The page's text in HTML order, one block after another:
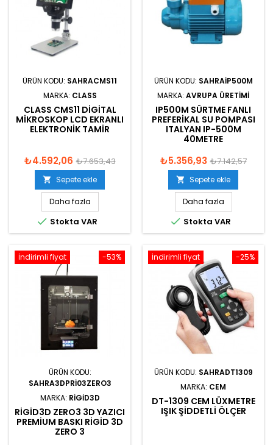
ÜRÜN KODU: SAHRACMS11
MARKA: CLASS
CLASS CMS11 DIGITAL
MIKROSKOP LCD EKRANLI
ELEKTRONIK TAMIR
₺4.592,06 ₺7.653,43
 Sepete ekle
Daha fazla
 Stokta VAR
ÜRÜN KODU: SAHRAIP500M
MARKA: AVRUPA ÜRETIMI
IP500M SÜRTME FANLI
PREFERIKAL SU POMPASI
ITALYAN IP-500M
40METRE
₺5.356,93 ₺7.142,57
 Sepete ekle
Daha fazla
 Stokta VAR
-53%
İndirimli fiyat
ÜRÜN KODU:
SAHRA3DPRI03ZERO3
MARKA: RIGID3D
RIGID3D ZERO3 3D YAZICI
PREMIUM BASKI RIGID 3D
ZERO 3
-25%
İndirimli fiyat
ÜRÜN KODU: SAHRADT1309
MARKA: CEM
DT-1309 CEM LÜXMETRE
IŞIK ŞIDDETLI ÖLÇER